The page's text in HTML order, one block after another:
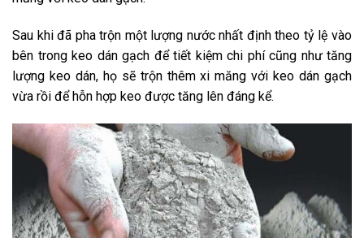
Sau khi đã pha trộn một lượng nước nhất định theo tỷ lệ vào
bên trong keo dán gạch để tiết kiệm chi phí cũng như tăng
lượng keo dán, họ sẽ trộn thêm xi măng với keo dán gạch
vừa rồi để hỗn hợp keo được tăng lên đáng kể.